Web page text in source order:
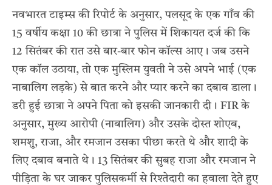
नवभारत टाइम्स की रिपोर्ट के अनुसार, पलसूद के एक गाँव की
15 वर्षीय कक्षा 10 की छात्रा ने पुलिस में शिकायत दर्ज की कि
12 सितंबर की रात उसे बार-बार फोन कॉल्स आए। जब उसने
एक कॉल उठाया, तो एक मुस्लिम युवती ने उसे अपने भाई (एक
नाबालिग लड़के) से बात करने और प्यार करने का दबाव डाला।
डरी हुई छात्रा ने अपने पिता को इसकी जानकारी दी। FIR के
अनुसार, मुख्य आरोपी (नाबालिग) और उसके दोस्त शोएब,
शमशु, राजा, और रमजान उसका पीछा करते थे और शादी के
लिए दबाव बनाते थे। 13 सितंबर की सुबह राजा और रमजान ने
पीड़िता के घर जाकर पुलिसकर्मी से रिश्तेदारी का हवाला देते हुए